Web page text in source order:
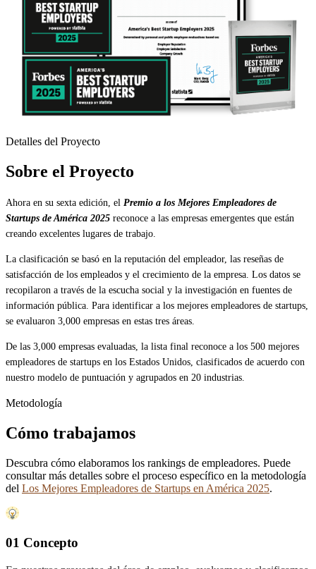
Detalles del Proyecto
Sobre el Proyecto
Ahora en su sexta edición, el Premio a los Mejores Empleadores de
Startups de América 2025 reconoce a las empresas emergentes que están
creando excelentes lugares de trabajo.
La clasificación se basó en la reputación del empleador, las reseñas de
satisfacción de los empleados y el crecimiento de la empresa. Los datos se
recopilaron a través de la escucha social y la investigación en fuentes de
información pública. Para identificar a los mejores empleadores de startups,
se evaluaron 3,000 empresas en estas tres áreas.
De las 3,000 empresas evaluadas, la lista final reconoce a los 500 mejores
empleadores de startups en los Estados Unidos, clasificados de acuerdo con
nuestro modelo de puntuación y agrupados en 20 industrias.
Metodología
Cómo trabajamos
Descubra cómo elaboramos los rankings de empleadores. Puede
consultar más detalles sobre el proceso específico en la metodología
del Los Mejores Empleadores de Startups en América 2025.
01 Concepto